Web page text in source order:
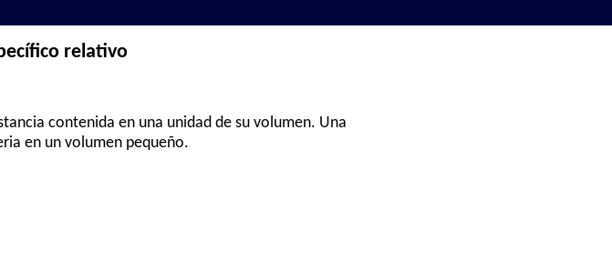
relativo
contenida en una unidad de su volumen. Una
en un volumen pequeño.